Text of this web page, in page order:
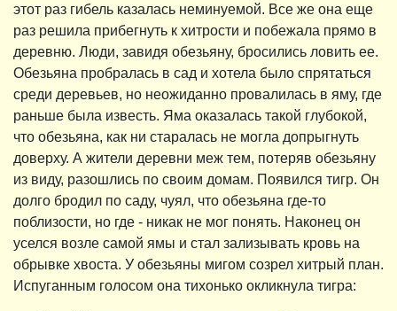
этот раз гибель казалась неминуемой. Все же она еще
раз решила прибегнуть к хитрости и побежала прямо в
деревню. Люди, завидя обезьяну, бросились ловить ее.
Обезьяна пробралась в сад и хотела было спрятаться
среди деревьев, но неожиданно провалилась в яму, где
раньше была известь. Яма оказалась такой глубокой,
что обезьяна, как ни старалась не могла допрыгнуть
доверху. А жители деревни меж тем, потеряв обезьяну
из виду, разошлись по своим домам. Появился тигр. Он
долго бродил по саду, чуял, что обезьяна где-то
поблизости, но где - никак не мог понять. Наконец он
уселся возле самой ямы и стал зализывать кровь на
обрывке хвоста. У обезьяны мигом созрел хитрый план.
Испуганным голосом она тихонько окликнула тигра: